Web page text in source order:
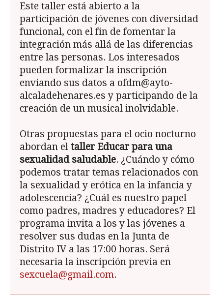
Este taller está abierto a la
participación de jóvenes con diversidad
funcional, con el fin de fomentar la
integración más allá de las diferencias
entre las personas. Los interesados
pueden formalizar la inscripción
enviando sus datos a ofdm@ayto-
alcaladehenares.es y participando de la
creación de un musical inolvidable.
Otras propuestas para el ocio nocturno
abordan el taller Educar para una
sexualidad saludable. ¿Cuándo y cómo
podemos tratar temas relacionados con
la sexualidad y erótica en la infancia y
adolescencia? ¿Cuál es nuestro papel
como padres, madres y educadores? El
programa invita a los y las jóvenes a
resolver sus dudas en la Junta de
Distrito IV a las 17:00 horas. Será
necesaria la inscripción previa en
sexcuela@gmail.com.